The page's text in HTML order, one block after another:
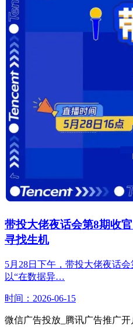
带投大佬夜话会第8期收
寻找生机
5月28日下午，带投大佬夜话
以“在数据异…
时间：2026-06-15
微信广告投放_腾讯广告推广开